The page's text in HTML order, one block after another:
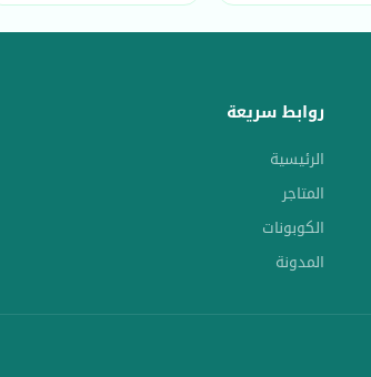
روابط سريعة
الرئيسية
المتاجر
الكوبونات
المدونة